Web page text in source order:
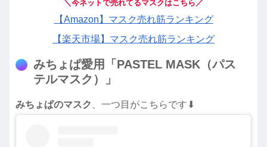
＼今ネットで売れてるマスクはこちら／
【Amazon】マスク売れ筋ランキング
【楽天市場】マスク売れ筋ランキング
みちょぱ愛用「PASTEL MASK（パス
テルマスク）」
みちょぱのマスク 、一つ目がこちらです⬇︎